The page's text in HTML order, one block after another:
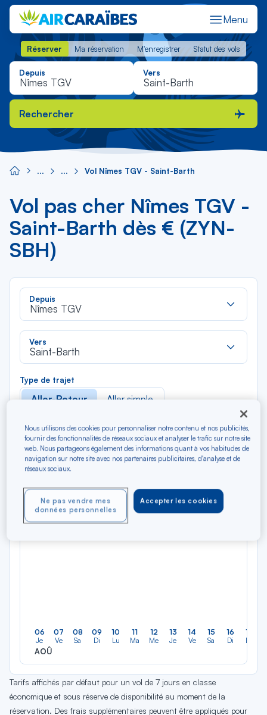
Menu
Réserver Ma réservation M'enregistrer Statut des vols
Réserver Ma réservation M'enregistrer Statut des vols
Depuis Vers
Rechercher
Vol Nîmes TGV - Saint-Barth
Vol pas cher Nîmes TGV -
Saint-Barth dès € (ZYN-
SBH)
Depuis
Nîmes TGV
Vers
Saint-Barth
Type de trajet
Aller-Retour Aller simple
Filtrer Vider
AOÛ 2026
06
Je
AOÛ
07
Ve
08
Sa
09
Di
10
Lu
11
Ma
12
Me
13
Je
14
Ve
15
Sa
16
Di
17
Lu
Tarifs affichés par défaut pour un vol de 7 jours en classe
économique et sous réserve de disponibilité au moment de la
réservation. Des frais supplémentaires peuvent être appliqués pour
Nous utilisons des cookies pour personnaliser notre contenu et nos publicités,
fournir des fonctionnalités de réseaux sociaux et analyser le trafic sur notre site
web. Nous partageons également des informations quant à vos habitudes de
navigation sur notre site avec nos partenaires publicitaires, d'analyse et de
réseaux sociaux.
Accepter les cookies
Ne pas vendre mes
données personnelles